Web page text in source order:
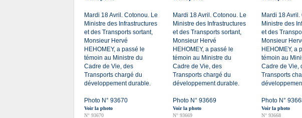
Mardi 18 Avril. Cotonou. Le
Ministre des Infrastructures
et des Transports sortant,
Monsieur Hervé
HEHOMEY, a passé le
témoin au Ministre du
Cadre de Vie, des
Transports chargé du
développement durable.
Photo N° 93670
Voir la photo
N° 93670
Mardi 18 Avril. Cotonou. Le
Ministre des Infrastructures
et des Transports sortant,
Monsieur Hervé
HEHOMEY, a passé le
témoin au Ministre du
Cadre de Vie, des
Transports chargé du
développement durable.
Photo N° 93669
Voir la photo
N° 93669
Mardi 18
Ministre des
et des
Monsieur
HEHOMEY, a
témoin au
Cadre de Vie,
Transports
Photo N°
Voir la photo
N° 93668